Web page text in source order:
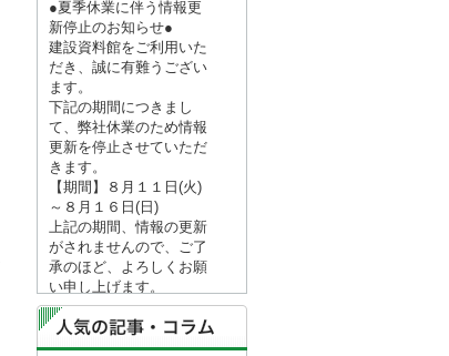
●夏季休業に伴う情報更
新停止のお知らせ●
建設資料館をご利用いた
だき、誠に有難うござい
ます。
下記の期間につきまし
て、弊社休業のため情報
更新を停止させていただ
きます。
【期間】８月１１日(火)
～８月１６日(日)
上記の期間、情報の更新
がされませんので、ご了
承のほど、よろしくお願
い申し上げます。
なお、情報は８月１７日
(月)より登録されます。